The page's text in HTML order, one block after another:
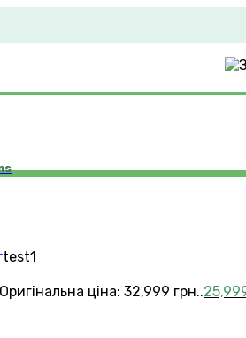
Оригінальна ціна: 32,999 грн..
test1